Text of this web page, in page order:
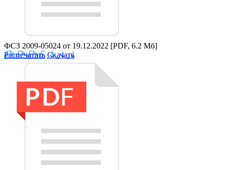
ФСЗ 2009-05024 от 19.12.2022 [PDF, 6.2 Мб]
Распечатать Скачать